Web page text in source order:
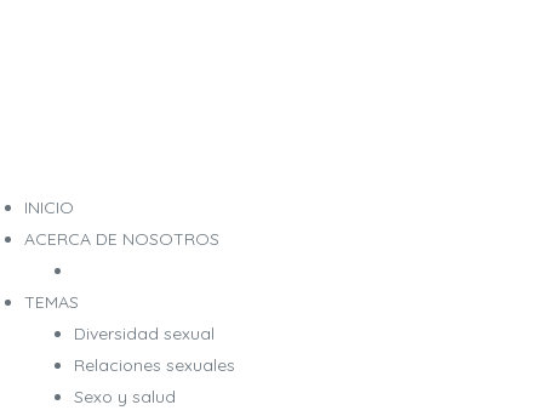
INICIO
ACERCA DE NOSOTROS
TEMAS
Diversidad sexual
Relaciones sexuales
Sexo y salud